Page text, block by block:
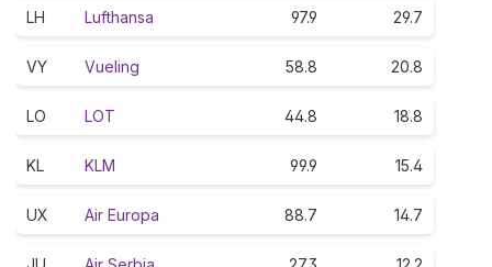
LH Lufthansa 97.9 29.7
VY Vueling 58.8 20.8
LO LOT 44.8 18.8
KL KLM 99.9 15.4
UX Air Europa 88.7 14.7